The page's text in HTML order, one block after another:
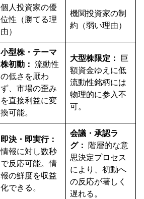
個人投資家の優
位性（勝てる理
由）
機関投資家の制
約（弱い理由）
小型株・テーマ
株初動： 流動性
の低さを厭わ
ず、市場の歪み
を直接利益に変
換可能。
大型株限定： 巨
額資金ゆえに低
流動性銘柄には
物理的に参入不
可。
即決・即実行：
情報に対し数秒
で反応可能。情
報の鮮度を収益
化できる。
会議・承認ラ
グ： 階層的な意
思決定プロセス
により、初動へ
の反応が著しく
遅れる。